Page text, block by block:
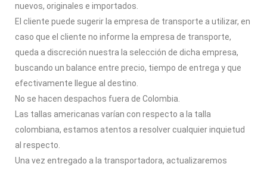
nuevos, originales e importados.
El cliente puede sugerir la empresa de transporte a utilizar, en
caso que el cliente no informe la empresa de transporte,
queda a discreción nuestra la selección de dicha empresa,
buscando un balance entre precio, tiempo de entrega y que
efectivamente llegue al destino.
No se hacen despachos fuera de Colombia.
Las tallas americanas varían con respecto a la talla
colombiana, estamos atentos a resolver cualquier inquietud
al respecto.
Una vez entregado a la transportadora, actualizaremos